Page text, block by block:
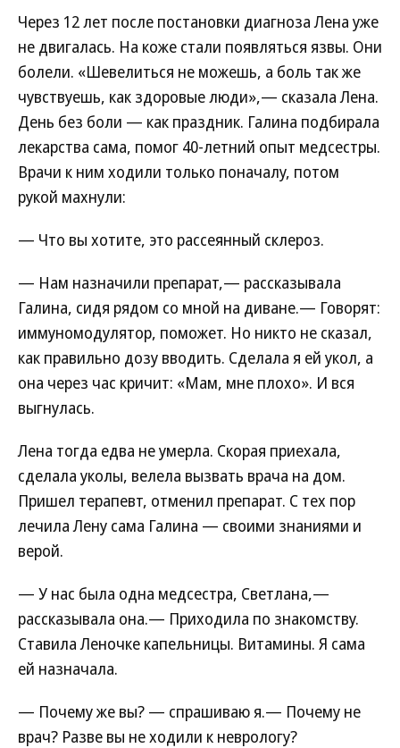
Через 12 лет после постановки диагноза Лена уже
не двигалась. На коже стали появляться язвы. Они
болели. «Шевелиться не можешь, а боль так же
чувствуешь, как здоровые люди»,— сказала Лена.
День без боли — как праздник. Галина подбирала
лекарства сама, помог 40-летний опыт медсестры.
Врачи к ним ходили только поначалу, потом
рукой махнули:
— Что вы хотите, это рассеянный склероз.
— Нам назначили препарат,— рассказывала
Галина, сидя рядом со мной на диване.— Говорят:
иммуномодулятор, поможет. Но никто не сказал,
как правильно дозу вводить. Сделала я ей укол, а
она через час кричит: «Мам, мне плохо». И вся
выгнулась.
Лена тогда едва не умерла. Скорая приехала,
сделала уколы, велела вызвать врача на дом.
Пришел терапевт, отменил препарат. С тех пор
лечила Лену сама Галина — своими знаниями и
верой.
— У нас была одна медсестра, Светлана,—
рассказывала она.— Приходила по знакомству.
Ставила Леночке капельницы. Витамины. Я сама
ей назначала.
— Почему же вы? — спрашиваю я.— Почему не
врач? Разве вы не ходили к неврологу?